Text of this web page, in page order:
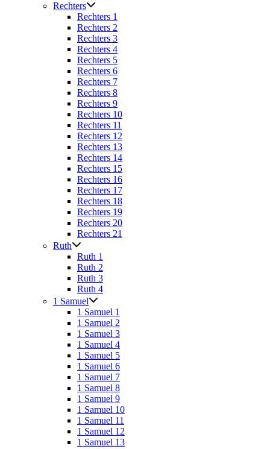
Rechters
Rechters 1
Rechters 2
Rechters 3
Rechters 4
Rechters 5
Rechters 6
Rechters 7
Rechters 8
Rechters 9
Rechters 10
Rechters 11
Rechters 12
Rechters 13
Rechters 14
Rechters 15
Rechters 16
Rechters 17
Rechters 18
Rechters 19
Rechters 20
Rechters 21
Ruth
Ruth 1
Ruth 2
Ruth 3
Ruth 4
1 Samuel
1 Samuel 1
1 Samuel 2
1 Samuel 3
1 Samuel 4
1 Samuel 5
1 Samuel 6
1 Samuel 7
1 Samuel 8
1 Samuel 9
1 Samuel 10
1 Samuel 11
1 Samuel 12
1 Samuel 13